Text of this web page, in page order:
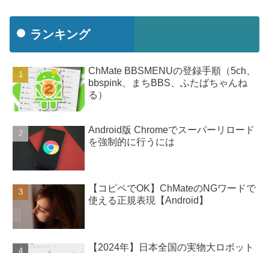
ランキング
ChMate BBSMENUの登録手順（5ch、
bbspink、まちBBS、ふたばちゃんね
る）
Android版 Chromeでスーパーリロード
を強制的に行うには
【コピペでOK】ChMateのNGワードで
使える正規表現【Android】
【2024年】日本全国の実物大ロボット